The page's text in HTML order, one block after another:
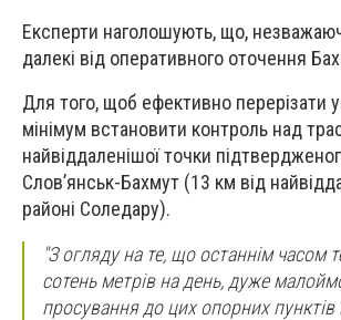
Експерти наголошують, що,
далекі від оперативного оточення
Для того, щоб ефективно перерізати
мінімум встановити контроль над
найвіддаленішої точки
Слов’янськ-Бахмут (13 км від
районі Соледару).
"З огляду на те, що останнім часом
сотень метрів на день, дуже
просування до цих опорних пунктів